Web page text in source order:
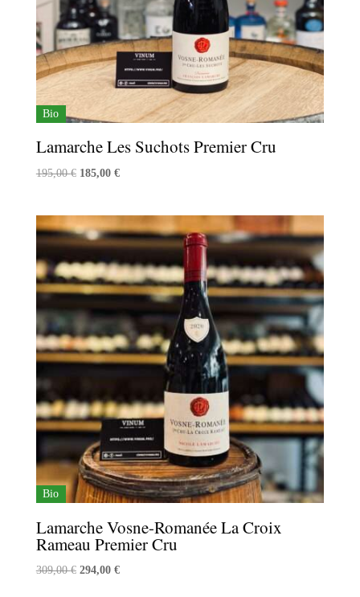
Bio
Lamarche Les Suchots Premier Cru
195,00€ Le
était :
195,00 €.
185,00 €Le
est :
185,00 €.
Bio
Lamarche Vosne-Romanée La Croix
Rameau Premier Cru
309,00€ Le
294,00 €Le